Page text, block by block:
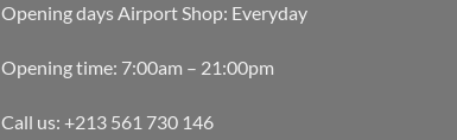
Opening days Airport Shop: Everyday
Opening time: 7:00am – 21:00pm
Call us: +213 561 730 146